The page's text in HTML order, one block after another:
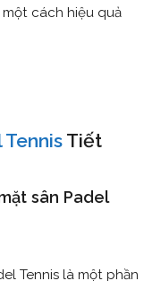
cách hiệu quả
Tiết
sân Padel
Tennis là một phần